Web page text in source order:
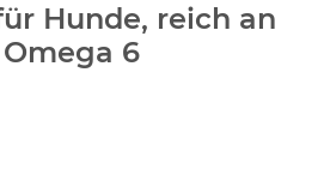
Hunde, reich an
6